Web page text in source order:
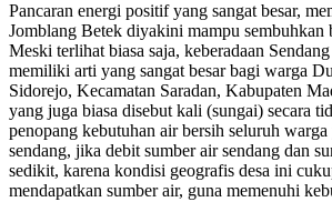
Pancaran energi positif yang sangat besar,
Jomblang Betek diyakini mampu sembuhkan
Meski terlihat biasa saja, keberadaan
memiliki arti yang sangat besar bagi warga
Sidorejo, Kecamatan Saradan, Kabupaten
yang juga biasa disebut kali (sungai) secara
penopang kebutuhan air bersih seluruh
sendang, jika debit sumber air sendang dan
sedikit, karena kondisi geografis desa ini
mendapatkan sumber air, guna memenuhi